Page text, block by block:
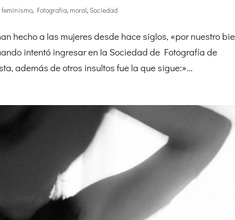
feminismo, Fotografía, moral, Sociedad
hecho a las mujeres desde hace siglos, «por nuestro
intentó ingresar en la Sociedad de Fotografía de
además de otros insultos fue la que sigue:»...